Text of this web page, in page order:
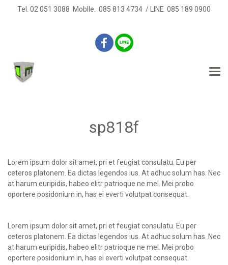
Tel. 02 051 3088 Moblle. 085 813 4734 / LINE 085 189 0900
sp818f
Lorem ipsum dolor sit amet, pri et feugiat consulatu. Eu per
ceteros platonem. Ea dictas legendos ius. At adhuc solum has. Nec
at harum euripidis, habeo elitr patrioque ne mel. Mei probo
oportere posidonium in, has ei everti volutpat consequat.
Lorem ipsum dolor sit amet, pri et feugiat consulatu. Eu per
ceteros platonem. Ea dictas legendos ius. At adhuc solum has. Nec
at harum euripidis, habeo elitr patrioque ne mel. Mei probo
oportere posidonium in, has ei everti volutpat consequat.